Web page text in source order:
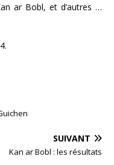
ar Bobl, et d’autres …
SUIVANT
Kan ar Bobl : les résultats